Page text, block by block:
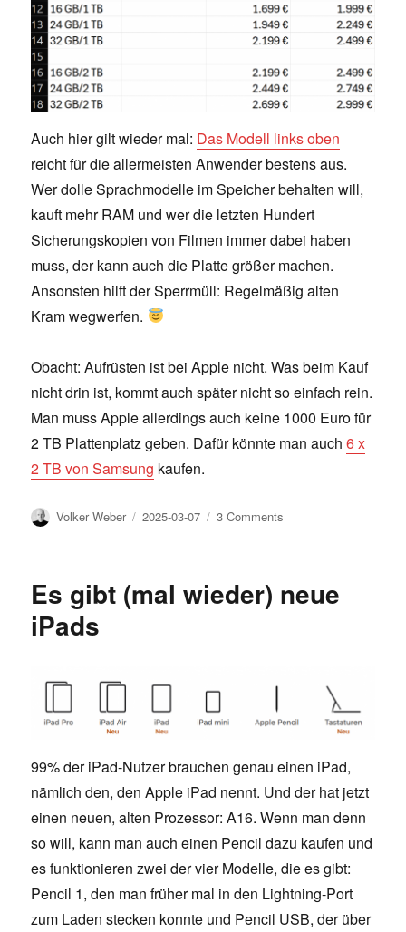
Auch hier gilt wieder mal: Das Modell links oben
reicht für die allermeisten Anwender bestens aus.
Wer dolle Sprachmodelle im Speicher behalten will,
kauft mehr RAM und wer die letzten Hundert
Sicherungskopien von Filmen immer dabei haben
muss, der kann auch die Platte größer machen.
Ansonsten hilft der Sperrmüll: Regelmäßig alten
Kram wegwerfen.
Obacht: Aufrüsten ist bei Apple nicht. Was beim Kauf
nicht drin ist, kommt auch später nicht so einfach rein.
Man muss Apple allerdings auch keine 1000 Euro für
2 TB Plattenplatz geben. Dafür könnte man auch6 x
2 TB von Samsung kaufen.
Author
Volker Weber
Posted
2025-03-07 3 Comments
Es gibt (mal wieder) neue
iPads
99% der iPad-Nutzer brauchen genau einen iPad,
nämlich den, den Apple iPad nennt. Und der hat jetzt
einen neuen, alten Prozessor: A16. Wenn man denn
so will, kann man auch einen Pencil dazu kaufen und
es funktionieren zwei der vier Modelle, die es gibt:
Pencil 1, den man früher mal in den Lightning-Port
zum Laden stecken konnte und Pencil USB, der über